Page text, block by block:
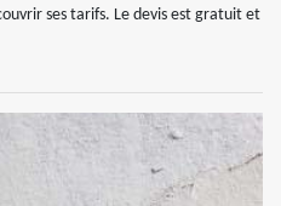
ses tarifs. Le devis est gratuit et